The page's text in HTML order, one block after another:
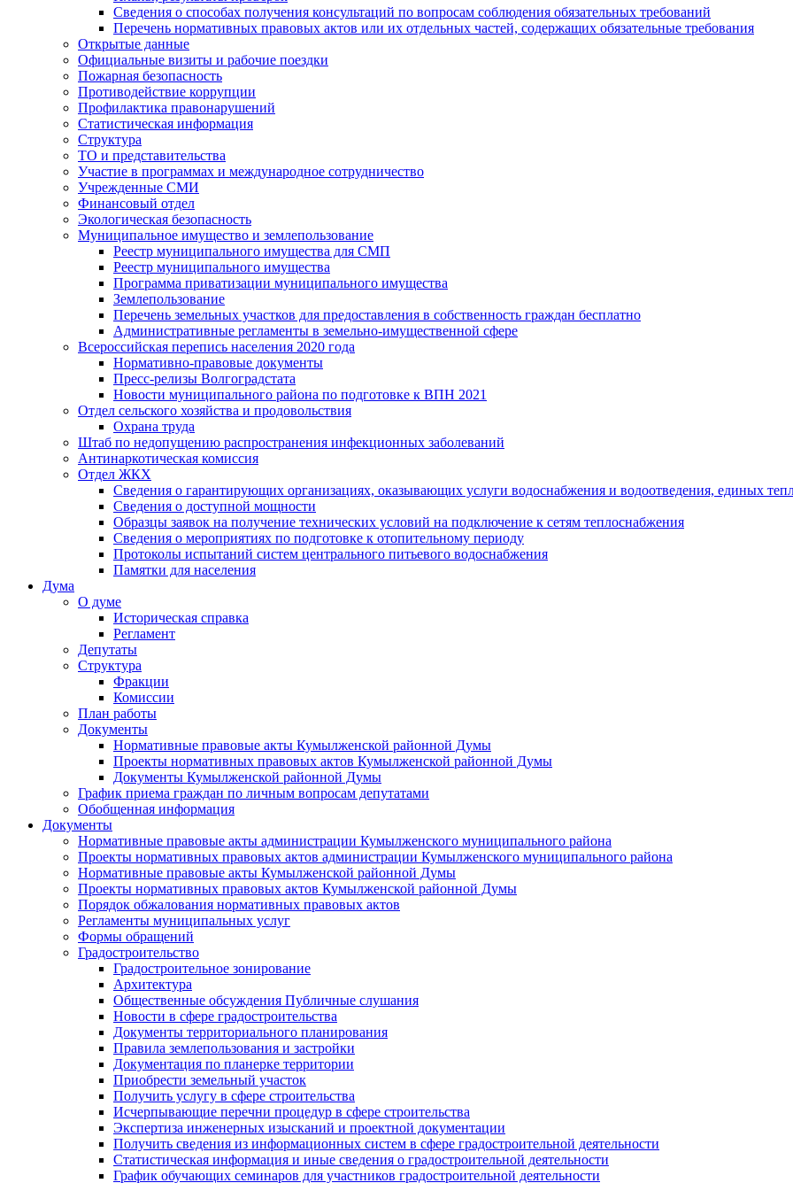
Сведения о способах получения консультаций по вопросам соблюдения обязательных требований
Перечень нормативных правовых актов или их отдельных частей, содержащих обязательные требования
Открытые данные
Официальные визиты и рабочие поездки
Пожарная безопасность
Противодействие коррупции
Профилактика правонарушений
Статистическая информация
Структура
ТО и представительства
Участие в программах и международное сотрудничество
Учрежденные СМИ
Финансовый отдел
Экологическая безопасность
Муниципальное имущество и землепользование
Реестр муниципального имущества для СМП
Реестр муниципального имущества
Программа приватизации муниципального имущества
Землепользование
Перечень земельных участков для предоставления в собственность граждан бесплатно
Административные регламенты в земельно-имущественной сфере
Всероссийская перепись населения 2020 года
Нормативно-правовые документы
Пресс-релизы Волгоградстата
Новости муниципального района по подготовке к ВПН 2021
Отдел сельского хозяйства и продовольствия
Охрана труда
Штаб по недопущению распространения инфекционных заболеваний
Антинаркотическая комиссия
Отдел ЖКХ
Сведения о гарантирующих организациях, оказывающих услуги водоснабжения и водоотведения, единых
Сведения о доступной мощности
Образцы заявок на получение технических условий на подключение к сетям теплоснабжения
Сведения о мероприятиях по подготовке к отопительному периоду
Протоколы испытаний систем центрального питьевого водоснабжения
Памятки для населения
Дума
О думе
Историческая справка
Регламент
Депутаты
Структура
Фракции
Комиссии
План работы
Документы
Нормативные правовые акты Кумылженской районной Думы
Проекты нормативных правовых актов Кумылженской районной Думы
Документы Кумылженской районной Думы
График приема граждан по личным вопросам депутатами
Обобщенная информация
Документы
Нормативные правовые акты администрации Кумылженского муниципального района
Проекты нормативных правовых актов администрации Кумылженского муниципального района
Нормативные правовые акты Кумылженской районной Думы
Проекты нормативных правовых актов Кумылженской районной Думы
Порядок обжалования нормативных правовых актов
Регламенты муниципальных услуг
Формы обращений
Градостроительство
Градостроительное зонирование
Архитектура
Общественные обсуждения Публичные слушания
Новости в сфере градостроительства
Документы территориального планирования
Правила землепользования и застройки
Документация по планерке территории
Приобрести земельный участок
Получить услугу в сфере строительства
Исчерпывающие перечни процедур в сфере строительства
Экспертиза инженерных изысканий и проектной документации
Получить сведения из информационных систем в сфере градостроительной деятельности
Статистическая информация и иные сведения о градостроительной деятельности
График обучающих семинаров для участников градостроительной деятельности